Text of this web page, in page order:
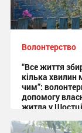
Волонтерство
“Все життя
кілька хвилин
чим”:
допомогу
житла у